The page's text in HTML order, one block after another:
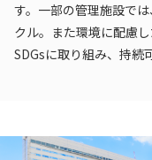
す。一部の管理施設で
クル。また環境に配慮
SDGsに取り組み、持続